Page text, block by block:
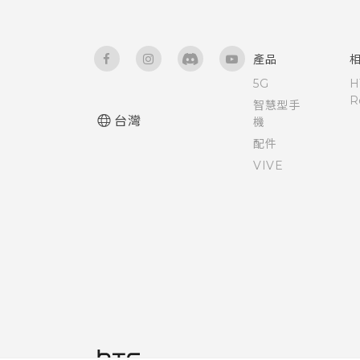
台灣
產品
5G
智慧型手
機
配件
VIVE